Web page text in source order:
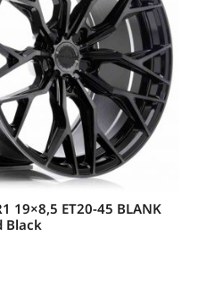
19×8,5 ET20-45 BLANK
Black